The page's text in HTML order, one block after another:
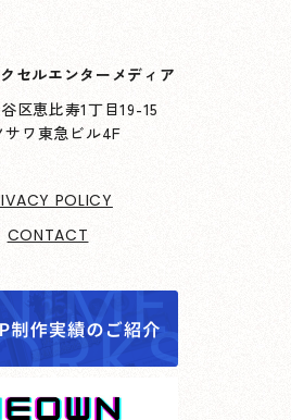
セルエンターメディア
区恵比寿1丁目19-15
サワ東急ビル4F
POLICY
CONTACT